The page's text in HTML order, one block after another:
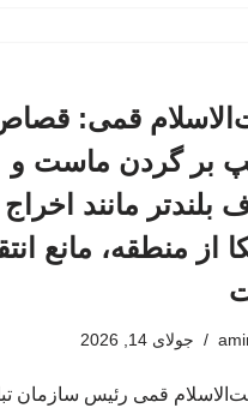
قمی:
بر گردن ماست و
بلندتر مانند اخراج
از منطقه، مانع
جولای 14, 2026
قمی رئیس سازمان